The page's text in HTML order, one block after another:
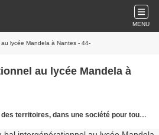
MENU
lycée Mandela à Nantes - 44-
au lycée Mandela à
dans une société pour tous les âges